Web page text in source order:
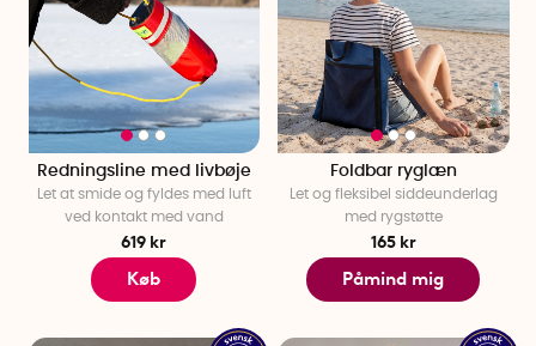
Redningsline med livbøje
Let at smide og fyldes med luft
ved kontakt med vand
619 kr
Køb
Foldbar ryglæn
Let og fleksibel siddeunderlag
med rygstøtte
165 kr
Påmind mig